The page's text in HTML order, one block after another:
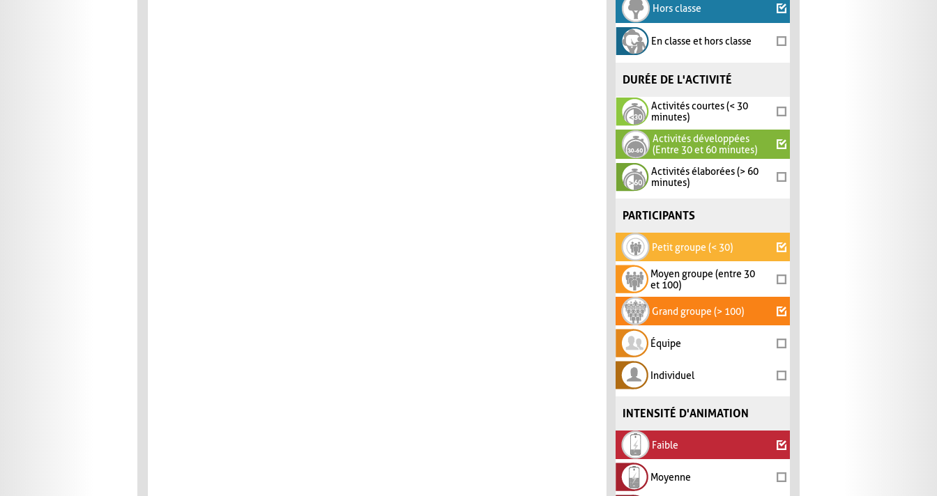
Hors classe
En classe et hors classe
DURÉE DE L'ACTIVITÉ
Activités courtes (< 30
minutes)
Activités développées
(Entre 30 et 60 minutes)
Activités élaborées (> 60
minutes)
PARTICIPANTS
Petit groupe (< 30)
Moyen groupe (entre 30
et 100)
Grand groupe (> 100)
Équipe
Individuel
INTENSITÉ D'ANIMATION
Faible
Moyenne